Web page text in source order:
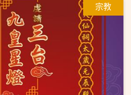
宗教